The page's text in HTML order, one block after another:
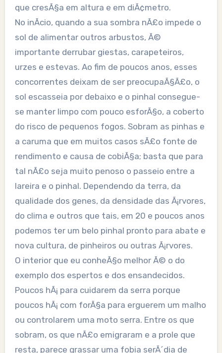
que cresÃ§a em altura e em diÃ¢metro.
No inÃ­cio, quando a sua sombra nÃ£o impede o
sol de alimentar outros arbustos, Ã©
importante derrubar giestas, carapeteiros,
urzes e estevas. Ao fim de poucos anos, esses
concorrentes deixam de ser preocupaÃ§Ã£o, o
sol escasseia por debaixo e o pinhal consegue-
se manter limpo com pouco esforÃ§o, a coberto
do risco de pequenos fogos. Sobram as pinhas e
a caruma que em muitos casos sÃ£o fonte de
rendimento e causa de cobiÃ§a; basta que para
tal nÃ£o seja muito penoso o passeio entre a
lareira e o pinhal. Dependendo da terra, da
qualidade dos genes, da densidade das Ã¡rvores,
do clima e outros que tais, em 20 e poucos anos
podemos ter um belo pinhal pronto para abate e
nova cultura, de pinheiros ou outras Ã¡rvores.
O interior que eu conheÃ§o melhor Ã© o do
exemplo dos espertos e dos ensandecidos.
Poucos hÃ¡ para cuidarem da serra porque
poucos hÃ¡ com forÃ§a para erguerem um malho
ou controlarem uma moto serra. Entre os que
sobram, os que nÃ£o emigraram e a prole que
resta, parece grassar uma fobia serÃ´dia de